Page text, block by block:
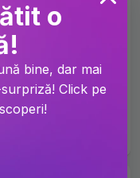
hidraulic cu
130 piese
o
bine, dar mai
Click pe